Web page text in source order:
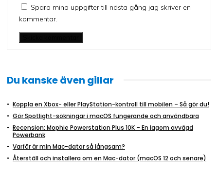
Spara mina uppgifter till nästa gång jag skriver en
kommentar.
Du kanske även gillar
Koppla en Xbox- eller PlayStation-kontroll till mobilen – Så gör du!
Gör Spotlight-sökningar i macOS fungerande och användbara
Recension: Mophie Powerstation Plus 10K – En lagom avvägd
Powerbank
Varför är min Mac-dator så långsam?
Återställ och installera om en Mac-dator (macOS 12 och senare)